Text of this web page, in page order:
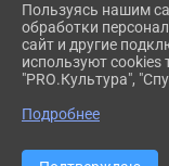
2026 Г. SEL-
ВХОД
КАРТА САЙТА
СДЕЛАНО НА
Пользуясь нашим
обработки
сайт и другие
используют cookies
"PRO.Культура",
Подробнее